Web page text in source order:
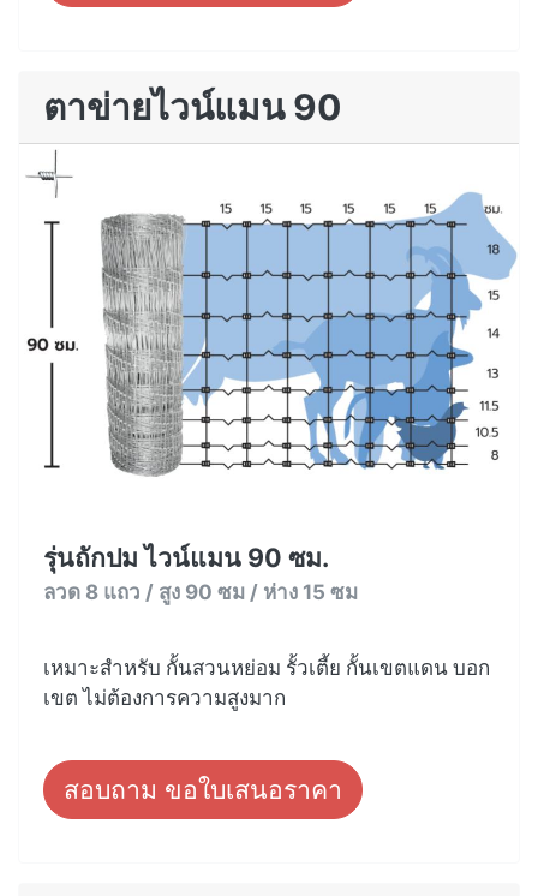
ตาข่ายไวน์แมน 90
รุ่นถักปม ไวน์แมน 90 ซม.
ลวด 8 แถว / สูง 90 ซม / ห่าง 15 ซม
เหมาะสำหรับ กั้นสวนหย่อม รั้วเตี้ย กั้นเขตแดน บอก
เขต ไม่ต้องการความสูงมาก
สอบถาม ขอใบเสนอราคา